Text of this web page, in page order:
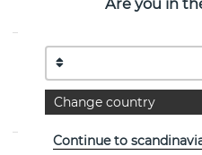
dänischen Marke Georg
EIGENSCHAFTEN
Kollektion:
Are you in
Change country
Continue to